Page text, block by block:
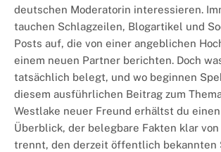
deutschen Moderatorin interessieren.
tauchen Schlagzeilen, Blogartikel und
Posts auf, die von einer angeblichen
einem neuen Partner berichten. Doch
tatsächlich belegt, und wo beginnen
diesem ausführlichen Beitrag zum
Westlake neuer Freund erhältst du
Überblick, der belegbare Fakten klar
trennt, den derzeit öffentlich bekannten